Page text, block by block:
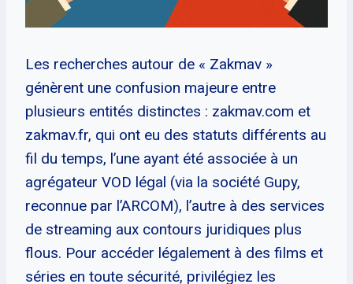
Les recherches autour de « Zakmav »
génèrent une confusion majeure entre
plusieurs entités distinctes : zakmav.com et
zakmav.fr, qui ont eu des statuts différents au
fil du temps, l’une ayant été associée à un
agrégateur VOD légal (via la société Gupy,
reconnue par l’ARCOM), l’autre à des services
de streaming aux contours juridiques plus
flous. Pour accéder légalement à des films et
séries en toute sécurité, privilégiez les